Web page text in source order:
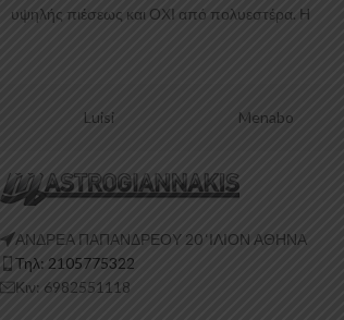
υψηλής πιέσεως και ΟΧΙ από πολυεστέρα. Η
Luisi Menabo
ΑΝΔΡΕΑ ΠΑΠΑΝΔΡΕΟΥ 20 ‘ΙΛΙΟΝ ΑΘΗΝΑ
Τηλ: 2105775322
Κιν: 6982551118